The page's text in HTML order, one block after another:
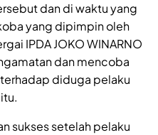
dan di waktu yang
yang dipimpin oleh
IPDA JOKO WINARNO
dan mencoba
diduga pelaku
sukses setelah pelaku